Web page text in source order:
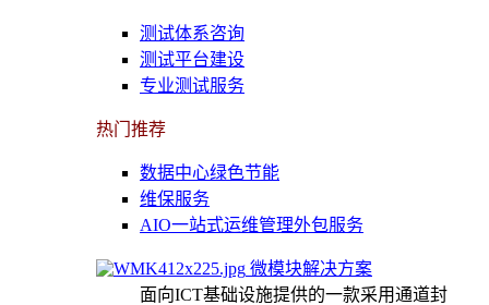
测试体系咨询
测试平台建设
专业测试服务
热门推荐
数据中心绿色节能
维保服务
AIO一站式运维管理外包服务
微模块解决方案
面向ICT基础设施提供的一款采用通道封